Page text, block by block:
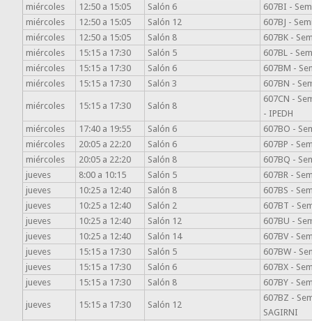
miércoles
12:50 a 15:05 Salón 6
607BI -
miércoles
12:50 a 15:05 Salón 12
607BJ -
miércoles
12:50 a 15:05 Salón 8
607BK -
miércoles
15:15 a 17:30 Salón 5
607BL -
miércoles
15:15 a 17:30 Salón 6
607BM -
miércoles
15:15 a 17:30 Salón 3 607BN -
miércoles 15:15 a 17:30 Salón 8
607CN -
- IPEDH
miércoles
17:40 a 19:55 Salón 6
607BO -
miércoles
20:05 a 22:20 Salón 6
607BP -
miércoles
20:05 a 22:20 Salón 8
607BQ -
jueves
8:00 a 10:15 Salón 5
607BR -
jueves
10:25 a 12:40 Salón 8
607BS -
jueves
10:25 a 12:40 Salón 2
607BT -
jueves
10:25 a 12:40 Salón 12
607BU -
jueves
10:25 a 12:40 Salón 14
607BV -
jueves
15:15 a 17:30 Salón 5
607BW -
jueves
15:15 a 17:30 Salón 6
607BX -
jueves
15:15 a 17:30 Salón 8 607BY -
jueves 15:15 a 17:30 Salón 12
607BZ -
SAGIRNI